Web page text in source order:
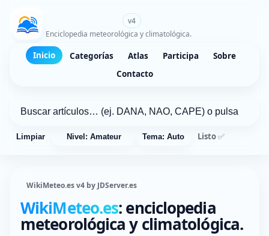
v4
Enciclopedia meteorológica y climatológica.
Inicio Categorías Atlas Participa
Sobre
Contacto
Limpiar Nivel: Amateur Tema: Auto Listo ✅
WikiMeteo.es v4 by JDServer.es
WikiMeteo.es: enciclopedia
meteorológica y climatológica.